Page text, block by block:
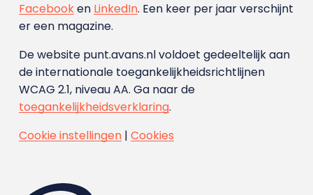
Facebooken LinkedIn. Een keer per jaar verschijnt
er een magazine.
De website punt.avans.nl voldoet gedeeltelijk aan
de internationale toegankelijkheidsrichtlijnen
WCAG 2.1, niveau AA. Ga naar de
toegankelijkheidsverklaring.
Cookie instellingen| Cookies